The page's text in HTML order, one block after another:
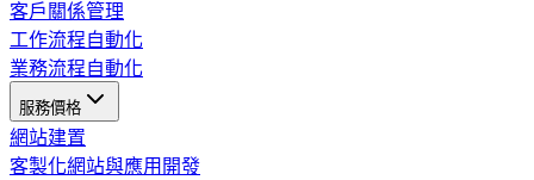
客戶關係管理
工作流程自動化
業務流程自動化
服務價格
網站建置
客製化網站與應用開發